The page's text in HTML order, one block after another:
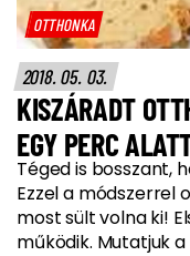
OTTHONKA
2018. 05. 03.
KISZÁRADT
EGY PERC
Téged is bosszant,
Ezzel a módszerrel
most sült volna ki!
működik. Mutatjuk